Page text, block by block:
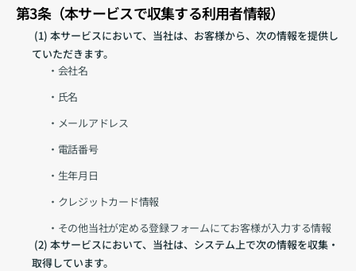
第3条（本サービスで収集する利用者情報）
(1) 本サービスにおいて、当社は、お客様から、次の情報を提供し
ていただきます。
・会社名
・氏名
・メールアドレス
・電話番号
・生年月日
・クレジットカード情報
・その他当社が定める登録フォームにてお客様が入力する情報
(2) 本サービスにおいて、当社は、システム上で次の情報を収集・
取得しています。